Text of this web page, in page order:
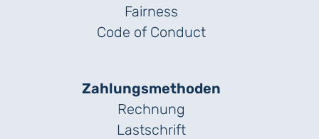
Fairness
Code of Conduct
Zahlungs­methoden
Rechnung
Lastschrift